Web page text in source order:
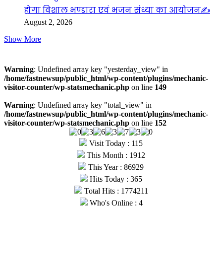
होगा विशाल भण्डारा एवं भजन संध्या का आयोजन✍️
August 2, 2026
Show More
Warning: Undefined array key "yesterday_view" in
/home/fastnewsup/public_html/wp-content/plugins/mechanic-
visitor-counter/wp-statsmechanic.php on line 149
Warning: Undefined array key "total_view" in
/home/fastnewsup/public_html/wp-content/plugins/mechanic-
visitor-counter/wp-statsmechanic.php on line 152
Visit Today : 115
This Month : 1912
This Year : 86929
Hits Today : 365
Total Hits : 1774211
Who's Online : 4